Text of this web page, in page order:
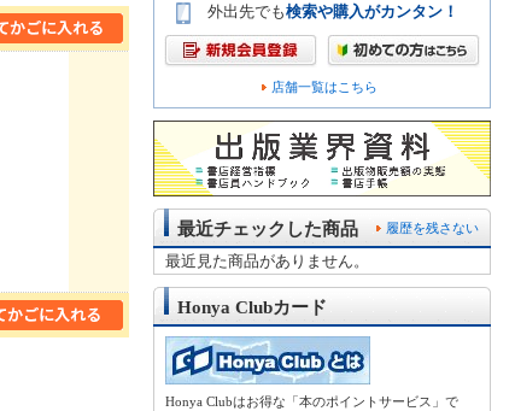
外出先でも検索や購入がカンタン！
店舗一覧はこちら
履歴を残さない
最近チェックした商品
最近見た商品がありません。
Honya Clubカード
Honya Clubはお得な「本のポイントサービス」で